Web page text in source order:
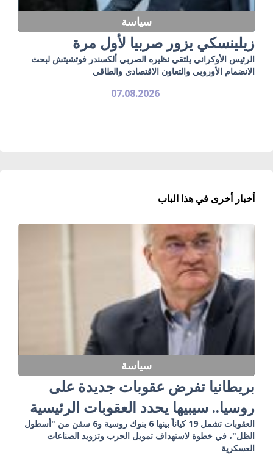
سياسة
زيلينسكي يزور صربيا لأول مرة
الرئيس الأوكراني يلتقي نظيره الصربي ألكسندر فوتشيتش لبحث
الانضمام الأوروبي والتعاون الاقتصادي والطاقي
07.08.2026
أخبار أخرى في هذا الباب
سياسة
بريطانيا تفرض عقوبات جديدة على
روسيا.. سيبيها يحدد العقوبات الرئيسية
العقوبات تشمل 19 كياناً بينها 6 بنوك روسية و6 سفن من "أسطول
الظل"، في خطوة لاستهداف تمويل الحرب وتزويد الصناعات
العسكرية